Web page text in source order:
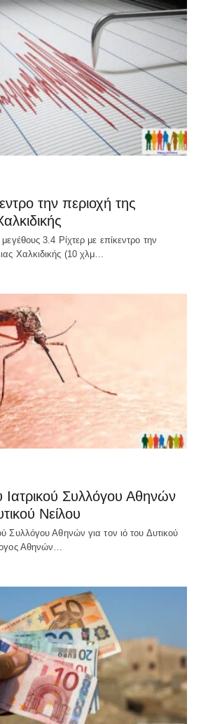
την περιοχή της
3.4 Ρίχτερ με επίκεντρο την
Χαλκιδικής (10 χλμ…
Ιατρικού Συλλόγου Αθηνών
Νείλου
Συλλόγου Αθηνών για τον ιό του Δυτικού
Αθηνών…